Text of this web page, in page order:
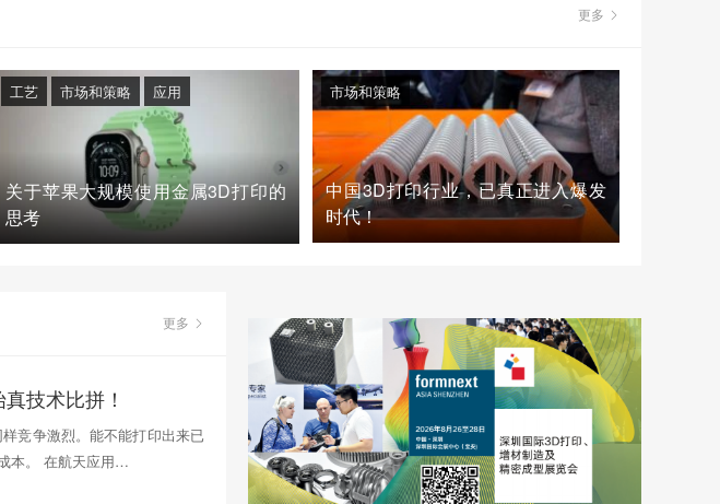
更多
关于苹果大规模使用金属3D打印的
思考
工艺 市场和策略 应用
中国3D打印行业，已真正进入爆发
时代！
市场和策略
更多
技术比拼！
竞争激烈。能不能打印出来已
本。 在航天应用…